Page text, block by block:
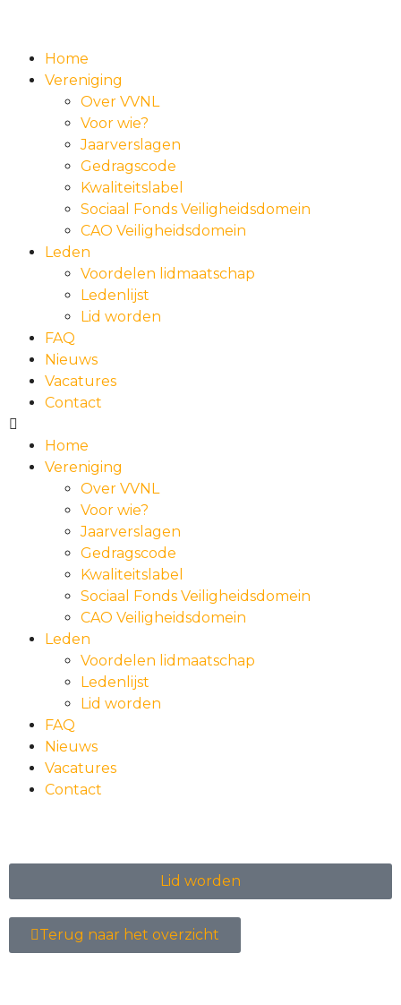
Home
Vereniging
Over VVNL
Voor wie?
Jaarverslagen
Gedragscode
Kwaliteitslabel
Sociaal Fonds Veiligheidsdomein
CAO Veiligheidsdomein
Leden
Voordelen lidmaatschap
Ledenlijst
Lid worden
FAQ
Nieuws
Vacatures
Contact
Home
Vereniging
Over VVNL
Voor wie?
Jaarverslagen
Gedragscode
Kwaliteitslabel
Sociaal Fonds Veiligheidsdomein
CAO Veiligheidsdomein
Leden
Voordelen lidmaatschap
Ledenlijst
Lid worden
FAQ
Nieuws
Vacatures
Contact
Lid worden
Terug naar het overzicht